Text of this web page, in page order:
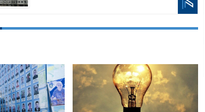
Şəhərsalma ili və qanunsuz tikintilər:
nəzarət mexanizmi haradadır?